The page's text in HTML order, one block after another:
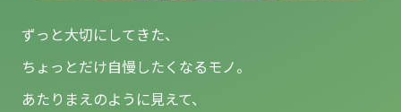
ずっと大切にしてきた、
ちょっとだけ自慢したくなるモノ。
あたりまえのように見えて、